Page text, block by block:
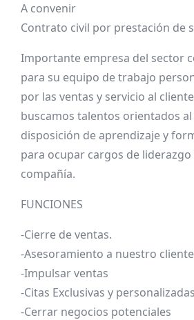
A convenir
Contrato civil por prestación de
Importante empresa del sector
para su equipo de trabajo
por las ventas y servicio al
buscamos talentos orientados
disposición de aprendizaje y
para ocupar cargos de
compañía.
FUNCIONES
-Cierre de ventas.
-Asesoramiento a nuestro
-Impulsar ventas
-Citas Exclusivas y personalizadas
-Cerrar negocios potenciales